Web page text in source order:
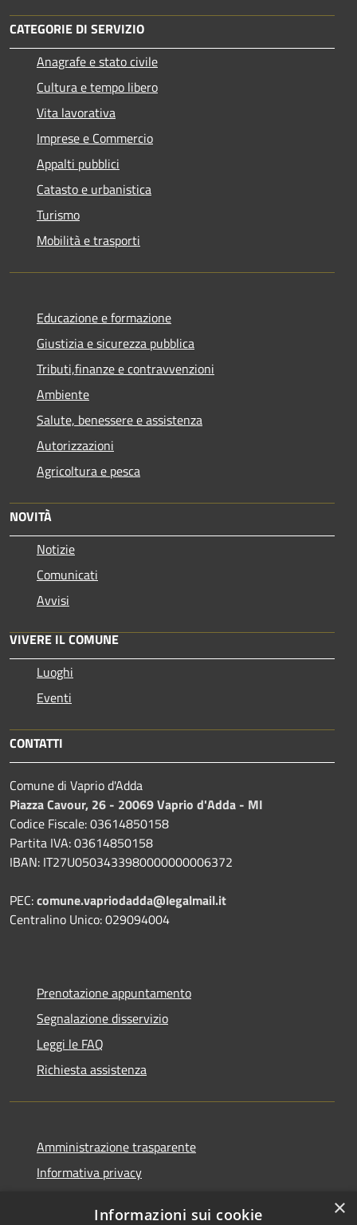
CATEGORIE DI SERVIZIO
Anagrafe e stato civile
Cultura e tempo libero
Vita lavorativa
Imprese e Commercio
Appalti pubblici
Catasto e urbanistica
Turismo
Mobilità e trasporti
Educazione e formazione
Giustizia e sicurezza pubblica
Tributi,finanze e contravvenzioni
Ambiente
Salute, benessere e assistenza
Autorizzazioni
Agricoltura e pesca
NOVITÀ
Notizie
Comunicati
Avvisi
VIVERE IL COMUNE
Luoghi
Eventi
CONTATTI
Comune di Vaprio d'Adda
Piazza Cavour, 26 - 20069 Vaprio d'Adda - MI
Codice Fiscale: 03614850158
Partita IVA: 03614850158
IBAN: IT27U0503433980000000006372
PEC:comune.vapriodadda@legalmail.it
Centralino Unico: 029094004
Prenotazione appuntamento
Segnalazione disservizio
Leggi le FAQ
Richiesta assistenza
Amministrazione trasparente
Informativa privacy
×
Informazioni sui cookie